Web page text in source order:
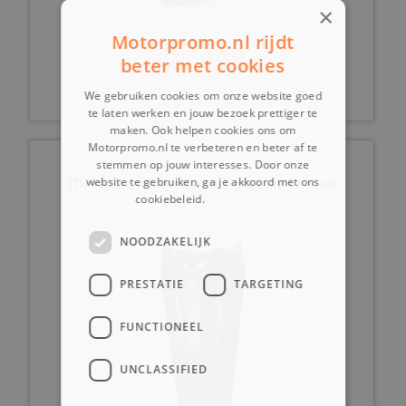
vanaf449,-
(11F5d) Achterspatbord Tiger mini Crosser
×
Motorpromo.nl rijdt
beter met cookies
We gebruiken cookies om onze website goed
te laten werken en jouw bezoek prettiger te
maken. Ook helpen cookies ons om
Motorpromo.nl te verbeteren en beter af te
stemmen op jouw interesses. Door onze
website te gebruiken, ga je akkoord met ons
cookiebeleid.
NOODZAKELIJK
PRESTATIE TARGETING
FUNCTIONEEL
UNCLASSIFIED